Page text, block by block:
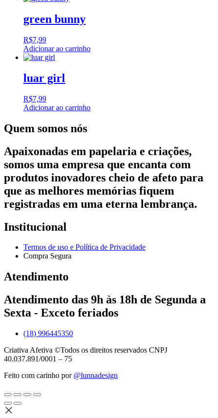
green bunny
R$7,99
Adicionar ao carrinho
luar girl
R$7,99
Adicionar ao carrinho
Quem somos nós
Apaixonadas em papelaria e criações,
somos uma empresa que encanta com
produtos inovadores cheio de afeto para
que as melhores memórias fiquem
registradas em uma eterna lembrança.
Institucional
Termos de uso e Política de Privacidade
Compra Segura
Atendimento
Atendimento das 9h às 18h de Segunda a
Sexta - Exceto feriados
(18) 996445350
Criativa Afetiva ©Todos os direitos reservados CNPJ
40.037.891/0001 – 75
Feito com carinho por @lunnadesign